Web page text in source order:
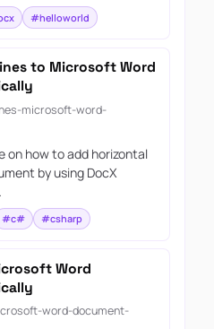
#helloworld
to Microsoft Word
microsoft-word-
on how to add horizontal
by using DocX
#c# #csharp
Word
word-document-